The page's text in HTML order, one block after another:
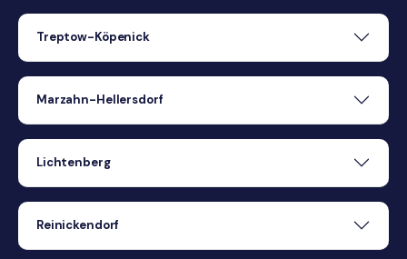
Treptow-Köpenick
Marzahn-Hellersdorf
Lichtenberg
Reinickendorf